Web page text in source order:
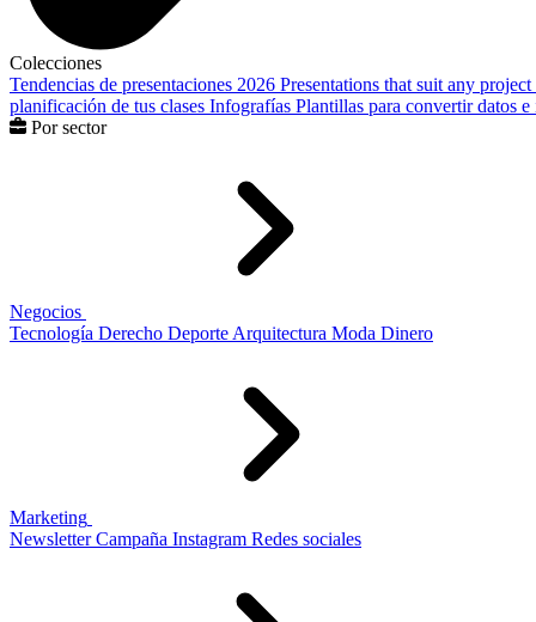
Colecciones
Tendencias de presentaciones 2026 Presentations that suit any project
planificación de tus clases Infografías Plantillas para convertir datos
Por sector
Negocios
Tecnología Derecho Deporte Arquitectura Moda Dinero
Marketing
Newsletter Campaña Instagram Redes sociales